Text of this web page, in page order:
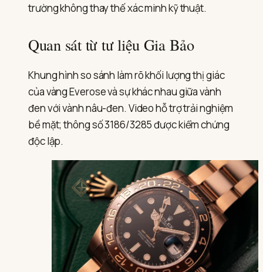
trường không thay thế xác minh kỹ thuật.
Quan sát từ tư liệu Gia Bảo
Khung hình so sánh làm rõ khối lượng thị giác
của vàng Everose và sự khác nhau giữa vành
đen với vành nâu-đen. Video hỗ trợ trải nghiệm
bề mặt; thông số 3186/3285 được kiểm chứng
độc lập.